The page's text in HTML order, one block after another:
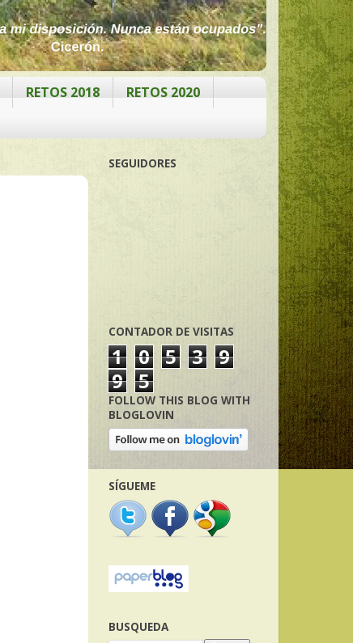
RETOS 2018
RETOS 2020
SEGUIDORES
CONTADOR DE VISITAS
1 0 5 3 9
9 5
FOLLOW THIS BLOG WITH
BLOGLOVIN
SÍGUEME
BUSQUEDA